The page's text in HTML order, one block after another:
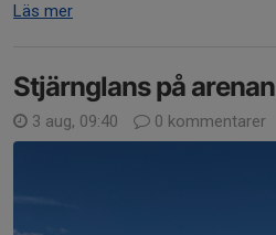
Läs mer
Stjärnglans på arenan
3 aug, 09:40 0 kommentarer